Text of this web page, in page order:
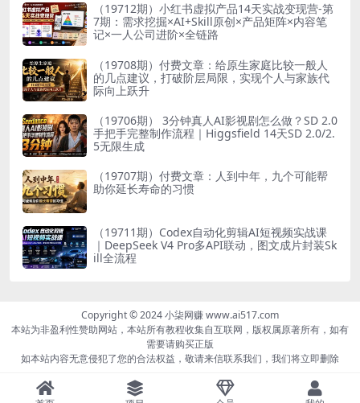
（19712期）小红书虚拟产品14天实战变现营-第
7期：需求挖掘×AI+Skill原创×产品矩阵×内容笔
记×一人公司进阶×全链路
（19708期）付费文章：给原生家庭比较一般人
的几点建议，打破阶层局限，实现个人与家族代
际向上跃升
（19706期） 3分钟真人AI影视剧怎么做？SD 2.0
手把手完整制作流程｜Higgsfield 14天SD 2.0/2.
5无限生成
（19707期）付费文章：人到中年，九个可能帮
助你延长寿命的习惯
（19711期）Codex自动化剪辑AI短视频实战课
｜DeepSeek V4 Pro多API联动，图文成片封装Sk
ill全流程
Copyright © 2024 小柒网赚 www.ai517.com
本站为非盈利性赞助网站，本站所有教程收集自互联网，版权属原著所有，如有
需要请购买正版
如本站内容无意侵犯了您的合法权益，敬请来信联系我们，我们将立即删除